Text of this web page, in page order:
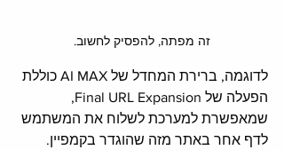
זה מפתה, להפסיק לחשוב.
לדוגמה, ברירת המחדל של AI MAX כוללת
הפעלה של Final URL Expansion,
שמאפשרת למערכת לשלוח את המשתמש
לדף אחר באתר מזה שהוגדר בקמפיין.